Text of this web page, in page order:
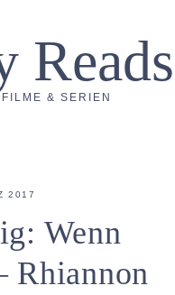
Reads
& SERIEN
2017
Wenn
Rhiannon